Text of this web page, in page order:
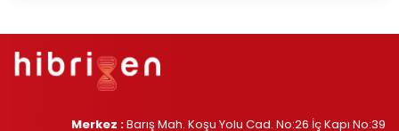
Merkez :Barış Mah. Koşu Yolu Cad. No:26 İç Kapı No:39